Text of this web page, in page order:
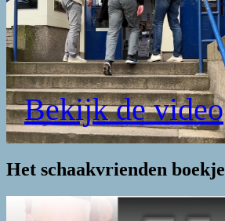
Bekijk de video
Het schaakvrienden boekje